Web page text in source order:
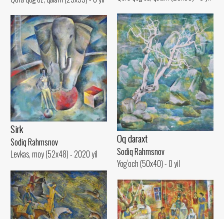
Oq daraxt
Sodiq Rahmsnov
Yog‘och (50x40) - 0 yil
Sirk
Sodiq Rahmsnov
Levkas, moy (52x48) - 2020 yil